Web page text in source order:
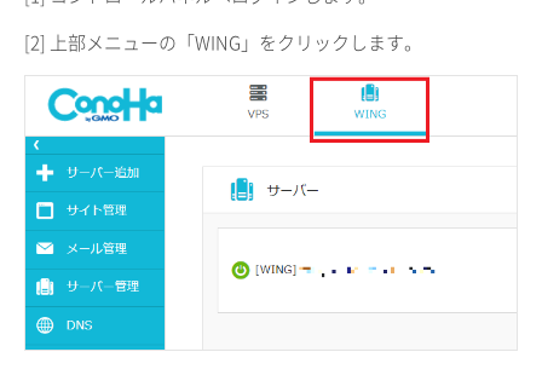
[2] 上部メニューの「WING」をクリックします。